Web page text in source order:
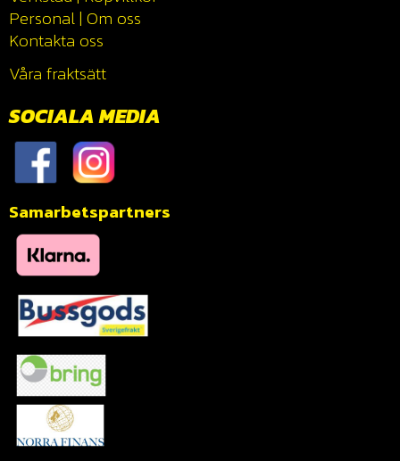
Personal| Om oss
Kontakta oss
Våra fraktsätt
SOCIALA MEDIA
Samarbetspartners